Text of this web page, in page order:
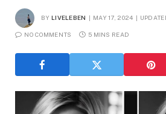
BY LIVELEBEN MAY 17, 2024
NO COMMENTS 5 MINS READ